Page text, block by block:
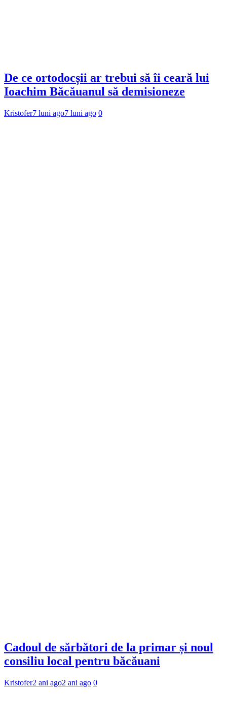
De ce ortodocșii ar trebui să îi ceară lui
Ioachim Băcăuanul să demisioneze
Kristofer7 luni ago7 luni ago 0
Cadoul de sărbători de la primar și noul
consiliu local pentru băcăuani
Kristofer2 ani ago2 ani ago 0